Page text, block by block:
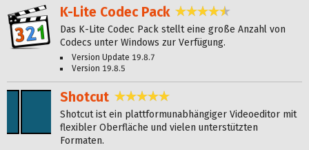
K-Lite Codec Pack 4,5 Sterne
Das K-Lite Codec Pack stellt eine große Anzahl von
Codecs unter Windows zur Verfügung.
Version Update 19.8.7
Version 19.8.5
Shotcut
Shotcut ist ein plattformunabhängiger Videoeditor mit
flexibler Oberfläche und vielen unterstützten
Formaten.